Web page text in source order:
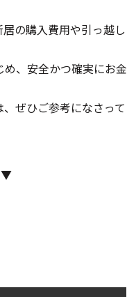
の購入費用や引っ越し
、安全かつ確実にお金
ぜひご参考になさって
▼